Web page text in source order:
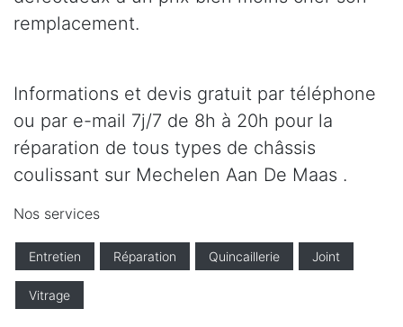
remplacement.
Informations et devis gratuit par téléphone
ou par e-mail 7j/7 de 8h à 20h pour la
réparation de tous types de châssis
coulissant sur Mechelen Aan De Maas .
Nos services
Entretien Réparation Quincaillerie Joint
Vitrage